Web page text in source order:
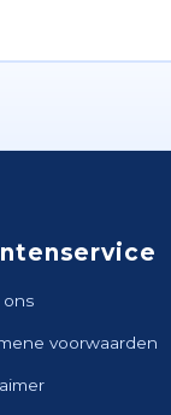
ons
voorwaarden